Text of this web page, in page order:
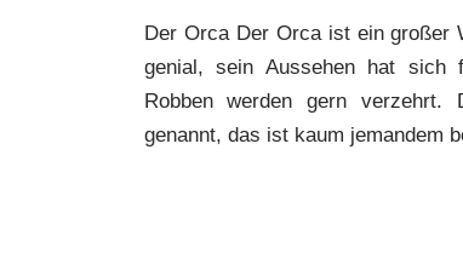
Der Orca Der Orca ist ein großer
genial, sein Aussehen hat sich
Robben werden gern verzehrt.
genannt, das ist kaum jemandem